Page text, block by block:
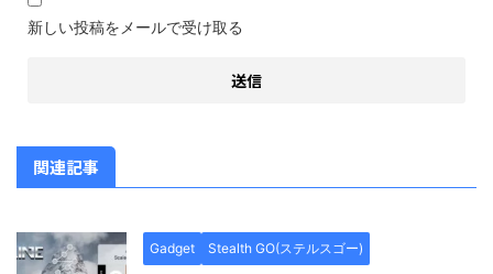
新しい投稿をメールで受け取る
関連記事
Gadget Stealth GO(ステルスゴー)